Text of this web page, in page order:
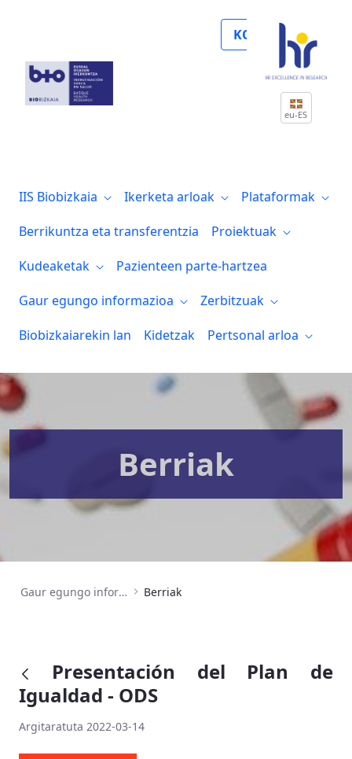
KOLABORATU
eu-ES
IIS Biobizkaia Ikerketa arloak
Plataformak
Berrikuntza eta transferentzia
Proiektuak
Kudeaketak
Pazienteen parte-hartzea
Gaur egungo informazioa
Zerbitzuak
Biobizkaiarekin lan
Kidetzak Pertsonal arloa
Berriak
Gaur egungo informazioa Berriak
Presentación del Plan de
Igualdad - ODS
Argitaratuta 2022-03-14